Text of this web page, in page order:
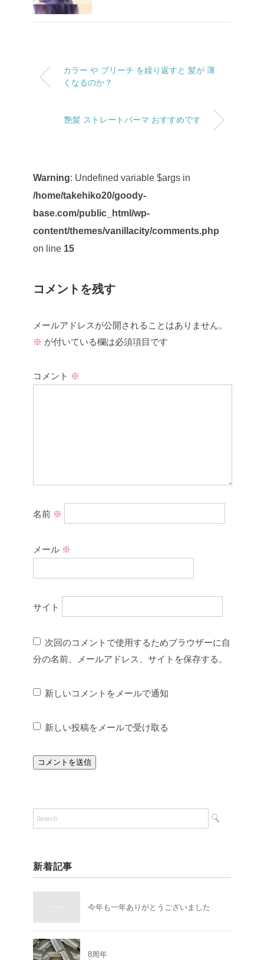
カラー や ブリーチ を繰り返すと 髪が 薄
くなるのか？
艶髪 ストレートパーマ おすすめです
Warning: Undefined variable $args in
/home/takehiko20/goody-
base.com/public_html/wp-
content/themes/vanillacity/comments.php
on line 15
コメントを残す
メールアドレスが公開されることはありません。
※ が付いている欄は必須項目です
コメント ※
名前 ※
メール ※
サイト
次回のコメントで使用するためブラウザーに自
分の名前、メールアドレス、サイトを保存する。
新しいコメントをメールで通知
新しい投稿をメールで受け取る
新着記事
今年も一年ありがとうございました
8周年